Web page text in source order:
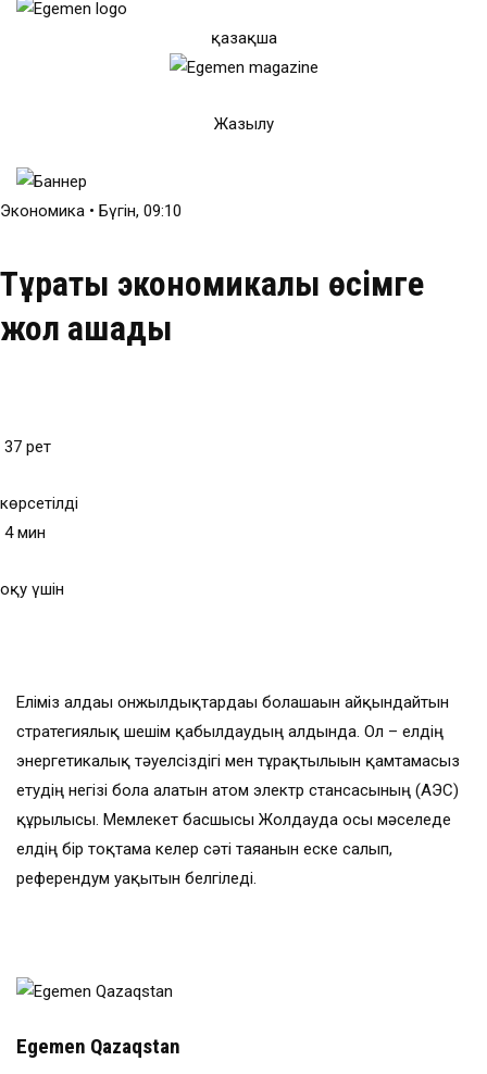
қaзaқшa
Жазылу
Экономика • Бүгін, 09:10
Тұрақты экономикалық өсімге
жол ашады
37 рет
көрсетілді
4 мин
оқу үшін
Еліміз алдағы онжылдықтардағы болашағын айқындайтын
стратегиялық шешім қабылдаудың алдында. Ол – елдің
энергетикалық тәуелсіздігі мен тұрақтылығын қамтамасыз
етудің негізі бола алатын атом электр стансасының (АЭС)
құрылысы. Мемлекет басшысы Жолдауда осы мәселеде
елдің бір тоқтамға келер сәті таяғанын еске салып,
референдум уақытын белгіледі.
Egemen Qazaqstan